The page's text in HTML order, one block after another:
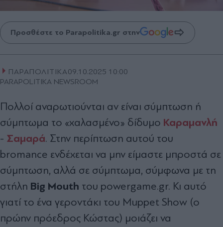
Προσθέστε το Parapolitika.gr στην
ΠΑΡΑΠΟΛΙΤΙΚΑ09.10.2025 10:00
PARAPOLITIKA NEWSROOM
Πολλοί αναρωτιούνται αν είναι σύμπτωση ή
σύμπτωμα το «χαλασμένο» δίδυμο Καραμανλή
- Σαμαρά. Στην περίπτωση αυτού του
bromance ενδέχεται να μην είμαστε μπροστά σε
σύμπτωση, αλλά σε σύμπτωμα, σύμφωνα με τη
στήλη Big Mouth του powergame.gr. Κι αυτό
γιατί το ένα γεροντάκι του Muppet Show (ο
πρώην πρόεδρος Κώστας) μοιάζει να